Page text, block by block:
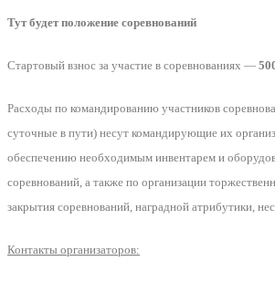
Тут будет положение соревнований
Стартовый взнос за участие в соревнованиях —
Расходы по командированию участников
суточные в пути) несут командирующие их
обеспечению необходимым инвентарем и
соревнований, а также по организации
закрытия соревнований, наградной атрибутики,
Контакты организаторов: